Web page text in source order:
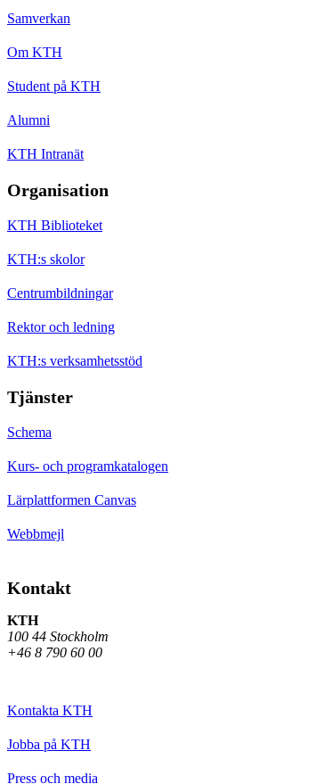
Samverkan
Om KTH
Student på KTH
Alumni
KTH Intranät
Organisation
KTH Biblioteket
KTH:s skolor
Centrumbildningar
Rektor och ledning
KTH:s verksamhetsstöd
Tjänster
Schema
Kurs- och programkatalogen
Lärplattformen Canvas
Webbmejl
Kontakt
KTH
100 44 Stockholm
+46 8 790 60 00
Kontakta KTH
Jobba på KTH
Press och media